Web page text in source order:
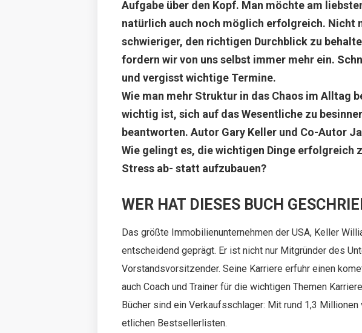
Aufgabe über den Kopf. Man möchte am
natürlich auch noch möglich erfolgreich. Nicht
schwieriger, den richtigen Durchblick zu
fordern wir von uns selbst immer mehr ein.
und vergisst wichtige Termine.
Wie man mehr Struktur in das Chaos im Alltag
wichtig ist, sich auf das Wesentliche zu
beantworten. Autor Gary Keller und Co-Autor
Wie gelingt es, die wichtigen Dinge erfolgreich
Stress ab- statt aufzubauen?
WER HAT DIESES BUCH
Das größte Immobilienunternehmen der USA, Keller
entscheidend geprägt. Er ist nicht nur Mitgründer des
Vorstandsvorsitzender. Seine Karriere erfuhr einen
auch Coach und Trainer für die wichtigen Themen
Bücher sind ein Verkaufsschlager: Mit rund 1,3
etlichen Bestsellerlisten.